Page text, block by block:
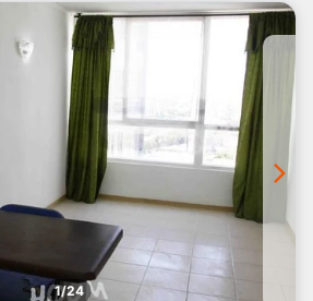
1/24